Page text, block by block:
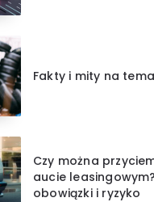
Fakty i mity na
Czy można
aucie
obowiązki i ryzyko